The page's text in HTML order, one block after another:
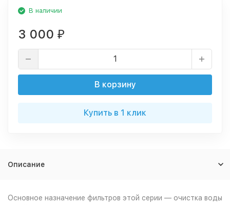
В наличии
3 000 ₽
В корзину
Купить в 1 клик
Описание
Основное назначение фильтров этой серии — очистка воды